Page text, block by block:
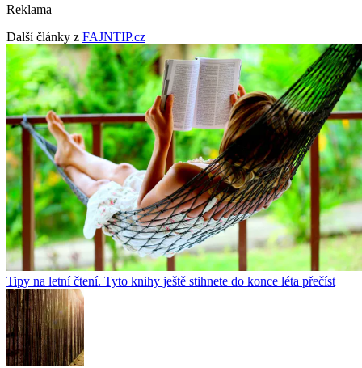
Reklama
Další články z FAJNTIP.cz
Tipy na letní čtení. Tyto knihy ještě stihnete do konce léta přečíst